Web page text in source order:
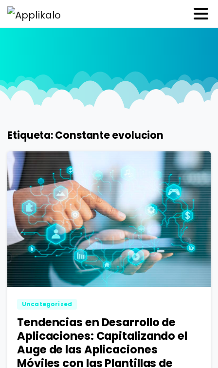
Etiqueta:Constante evolucion
0
Uncategorized
Tendencias en Desarrollo de
Aplicaciones: Capitalizando el
Auge de las Aplicaciones
Móviles con las Plantillas de